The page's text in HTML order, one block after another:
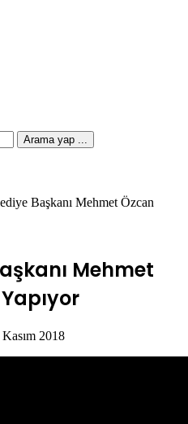
Arama yap ...
Başkanı Mehmet Özcan
Mehmet
Kasım 2018